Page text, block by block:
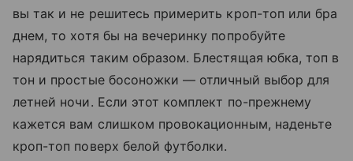
вы так и не решитесь примерить кроп-топ или бра
днем, то хотя бы на вечеринку попробуйте
нарядиться таким образом. Блестящая юбка, топ в
тон и простые босоножки — отличный выбор для
летней ночи. Если этот комплект по-прежнему
кажется вам слишком провокационным, наденьте
кроп-топ поверх белой футболки.